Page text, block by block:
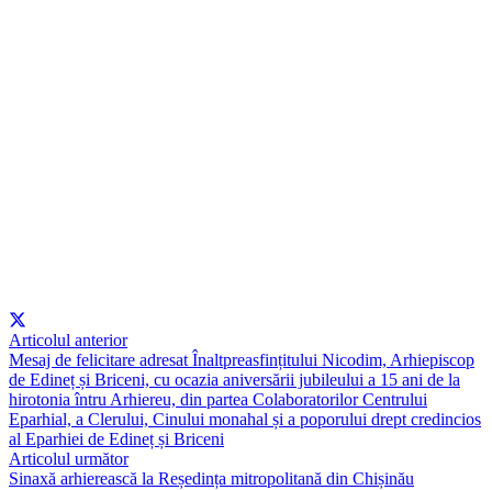
Articolul anterior
Mesaj de felicitare adresat Înaltpreasfințitului Nicodim, Arhiepiscop
de Edineț și Briceni, cu ocazia aniversării jubileului a 15 ani de la
hirotonia întru Arhiereu, din partea Colaboratorilor Centrului
Eparhial, a Clerului, Cinului monahal și a poporului drept credincios
al Eparhiei de Edineț și Briceni
Articolul următor
Sinaxă arhierească la Reședința mitropolitană din Chișinău